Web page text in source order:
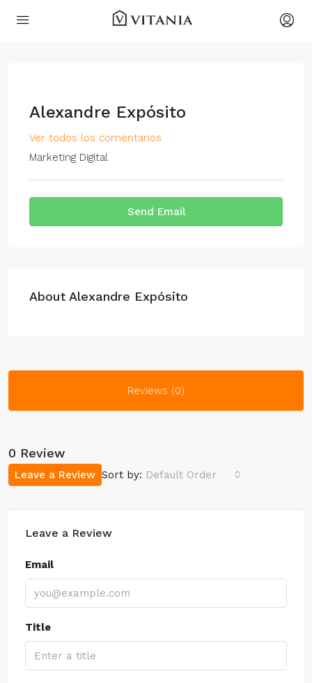
Alexandre Expósito
Ver todos los comentarios
Marketing Digital
Send Email
About Alexandre Expósito
Reviews (0)
0 Review
Sort by: Default Order
Leave a Review
Leave a Review
Email
Title